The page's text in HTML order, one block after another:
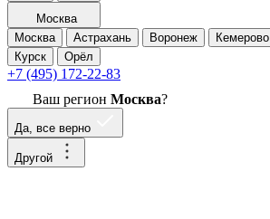
Москва
Москва
Астрахань Воронеж Кемерово
Курск
Орёл
+7 (495) 172-22-83
Ваш регион Москва?
Да, все верно
Другой